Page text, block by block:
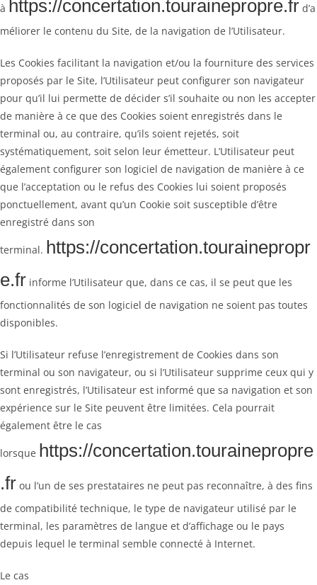
à https://concertation.tourainepropre.fr d’a
méliorer le contenu du Site, de la navigation de l’Utilisateur.
Les Cookies facilitant la navigation et/ou la fourniture des services
proposés par le Site, l’Utilisateur peut configurer son navigateur
pour qu’il lui permette de décider s’il souhaite ou non les accepter
de manière à ce que des Cookies soient enregistrés dans le
terminal ou, au contraire, qu’ils soient rejetés, soit
systématiquement, soit selon leur émetteur. L’Utilisateur peut
également configurer son logiciel de navigation de manière à ce
que l’acceptation ou le refus des Cookies lui soient proposés
ponctuellement, avant qu’un Cookie soit susceptible d’être
enregistré dans son
terminal. https://concertation.tourainepropr
e.fr informe l’Utilisateur que, dans ce cas, il se peut que les
fonctionnalités de son logiciel de navigation ne soient pas toutes
disponibles.
Si l’Utilisateur refuse l’enregistrement de Cookies dans son
terminal ou son navigateur, ou si l’Utilisateur supprime ceux qui y
sont enregistrés, l’Utilisateur est informé que sa navigation et son
expérience sur le Site peuvent être limitées. Cela pourrait
également être le cas
lorsque https://concertation.tourainepropre
.fr ou l’un de ses prestataires ne peut pas reconnaître, à des fins
de compatibilité technique, le type de navigateur utilisé par le
terminal, les paramètres de langue et d’affichage ou le pays
depuis lequel le terminal semble connecté à Internet.
Le cas